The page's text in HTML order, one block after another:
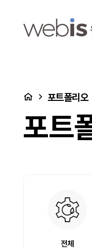
처음으로
포트폴리오
포트
전체